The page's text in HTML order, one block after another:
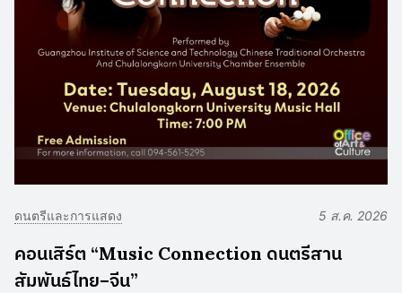
ดนตรีและการแสดง 5 ส.ค. 2026
คอนเสิร์ต “Music Connection ดนตรีสาน
สัมพันธ์ไทย–จีน”